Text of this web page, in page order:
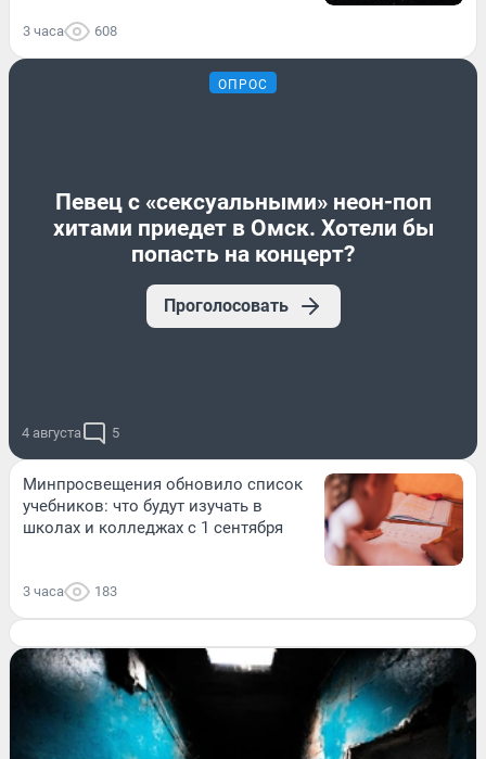
3 часа 608
ОПРОС
Певец с «сексуальными» неон-поп
хитами приедет в Омск. Хотели бы
попасть на концерт?
Проголосовать
4 августа 5
Минпросвещения обновило список
учебников: что будут изучать в
школах и колледжах с 1 сентября
3 часа 183